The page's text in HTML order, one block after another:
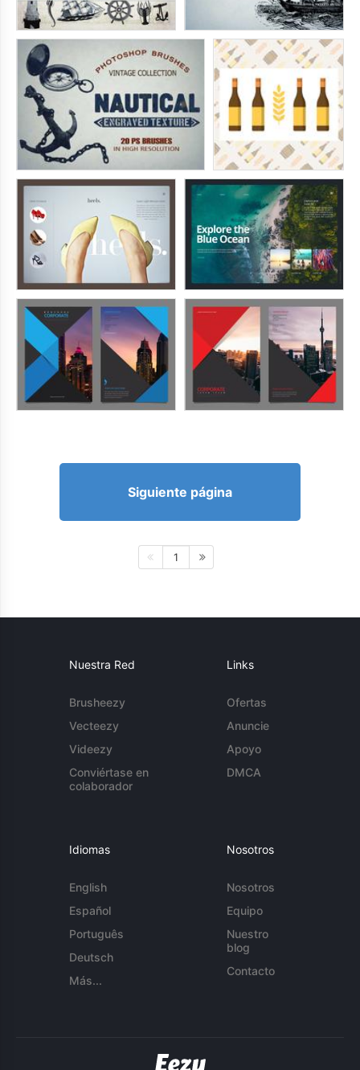
Siguiente página
1
Nuestra Red
Brusheezy
Vecteezy
Videezy
Conviértase en
colaborador
Links
Ofertas
Anuncie
Apoyo
DMCA
Idiomas
English
Español
Português
Deutsch
Más...
Nosotros
Nosotros
Equipo
Nuestro
blog
Contacto